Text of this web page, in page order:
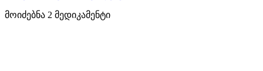
მოიძებნა 2 მედიკამენტი